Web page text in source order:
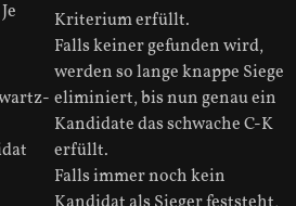
Kriterium erfüllt.
Falls keiner gefunden wird,
werden so lange knappe Siege
eliminiert, bis nun genau ein
Kandidate das schwache C-K
erfüllt.
Falls immer noch kein